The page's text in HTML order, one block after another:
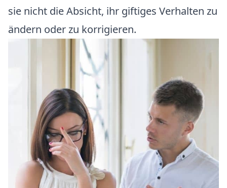
sie nicht die Absicht, ihr giftiges Verhalten zu
ändern oder zu korrigieren.